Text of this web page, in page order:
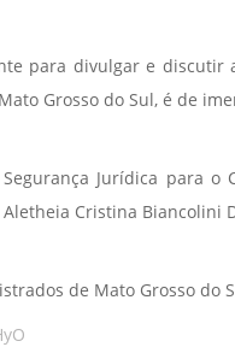
para divulgar e
Grosso do Sul, é de
Jurídica para
Cristina Biancolini
de Mato Grosso do